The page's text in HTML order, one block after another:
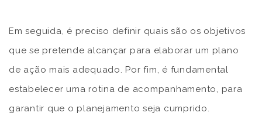
Em seguida, é preciso definir quais são os objetivos
que se pretende alcançar para elaborar um plano
de ação mais adequado. Por fim, é fundamental
estabelecer uma rotina de acompanhamento, para
garantir que o planejamento seja cumprido.